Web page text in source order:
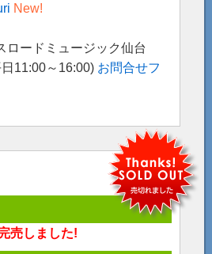
New!
ロードミュージック仙台
11:00～16:00) お問合せフ
売しました!